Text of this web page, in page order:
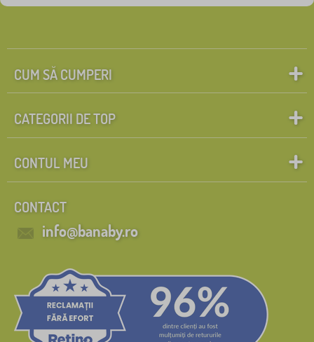
CUM SĂ CUMPERI
CATEGORII DE TOP
CONTUL MEU
CONTACT
info@banaby.ro